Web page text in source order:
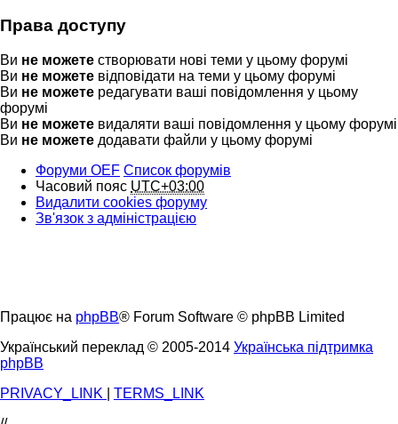
Права доступу
Ви не можете створювати нові теми у цьому форумі
Ви не можете відповідати на теми у цьому форумі
Ви не можете редагувати ваші повідомлення у цьому
форумі
Ви не можете видаляти ваші повідомлення у цьому форумі
Ви не можете додавати файли у цьому форумі
Форуми OEF Список форумів
Часовий пояс UTC+03:00
Видалити cookies форуму
Зв'язок з адміністрацією
Працює на phpBB® Forum Software © phpBB Limited
Український переклад © 2005-2014 Українська підтримка
phpBB
PRIVACY_LINK
TERMS_LINK